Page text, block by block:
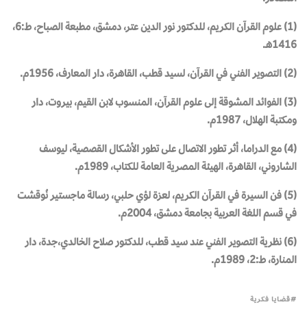
(1) علوم القرآن الكريم، للدكتور نور الدين عتر، دمشق، مطبعة الصباح، ط:6،
1416هـ.
(2) التصوير الفني في القرآن، لسيد قطب، القاهرة، دار المعارف، 1956م.
(3) الفوائد المشوقة إلى علوم القرآن، المنسوب لابن القيم، بيروت، دار
ومكتبة الهلال، 1987م.
(4) مع الدراما، أثر تطور الاتصال على تطور الأشكال القصصية، ليوسف
الشاروني، القاهرة، الهيئة المصرية العامة للكتاب، 1989م.
(5) فن السيرة في القرآن الكريم، لعزة لؤي حلبي، رسالة ماجستير نُوقشت
في قسم اللغة العربية بجامعة دمشق، 2004م.
(6) نظرية التصوير الفني عند سيد قطب، للدكتور صلاح الخالدي،جدة، دار
المنارة، ط:2، 1989م.
قضايا فكرية